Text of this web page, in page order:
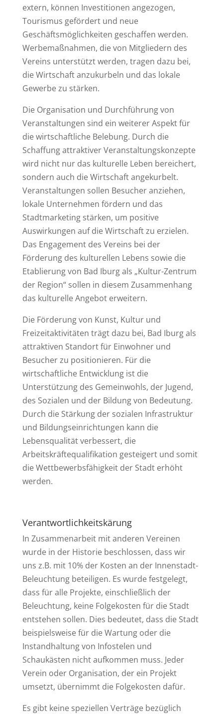
extern, können Investitionen angezogen,
Tourismus gefördert und neue
Geschäftsmöglichkeiten geschaffen werden.
Werbemaßnahmen, die von Mitgliedern des
Vereins unterstützt werden, tragen dazu bei,
die Wirtschaft anzukurbeln und das lokale
Gewerbe zu stärken.
Die Organisation und Durchführung von
Veranstaltungen sind ein weiterer Aspekt für
die wirtschaftliche Belebung. Durch die
Schaffung attraktiver Veranstaltungskonzepte
wird nicht nur das kulturelle Leben bereichert,
sondern auch die Wirtschaft angekurbelt.
Veranstaltungen sollen Besucher anziehen,
lokale Unternehmen fördern und das
Stadtmarketing stärken, um positive
Auswirkungen auf die Wirtschaft zu erzielen.
Das Engagement des Vereins bei der
Förderung des kulturellen Lebens sowie die
Etablierung von Bad Iburg als „Kultur-Zentrum
der Region“ sollen in diesem Zusammenhang
das kulturelle Angebot erweitern.
Die Förderung von Kunst, Kultur und
Freizeitaktivitäten trägt dazu bei, Bad Iburg als
attraktiven Standort für Einwohner und
Besucher zu positionieren. Für die
wirtschaftliche Entwicklung ist die
Unterstützung des Gemeinwohls, der Jugend,
des Sozialen und der Bildung von Bedeutung.
Durch die Stärkung der sozialen Infrastruktur
und Bildungseinrichtungen kann die
Lebensqualität verbessert, die
Arbeitskräftequalifikation gesteigert und somit
die Wettbewerbsfähigkeit der Stadt erhöht
werden.
Verantwortlichkeitskärung
In Zusammenarbeit mit anderen Vereinen
wurde in der Historie beschlossen, dass wir
uns z.B. mit 10% der Kosten an der Innenstadt-
Beleuchtung beteiligen. Es wurde festgelegt,
dass für alle Projekte, einschließlich der
Beleuchtung, keine Folgekosten für die Stadt
entstehen sollen. Dies bedeutet, dass die Stadt
beispielsweise für die Wartung oder die
Instandhaltung von Infostelen und
Schaukästen nicht aufkommen muss. Jeder
Verein oder Organisation, der ein Projekt
umsetzt, übernimmt die Folgekosten dafür.
Es gibt keine speziellen Verträge bezüglich